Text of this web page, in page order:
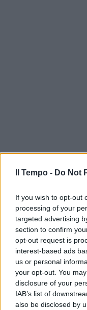
Il Tempo - Do Not
If you wish to opt-out
processing of your
targeted advertising
section to confirm
opt-out request is
interest-based ads
us or personal
your opt-out. You
disclosure of your
IAB’s list of
also be disclosed by
In evidenza